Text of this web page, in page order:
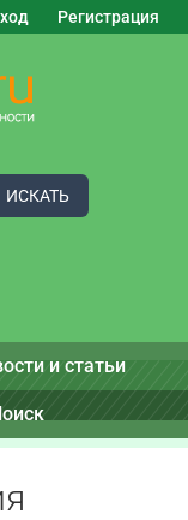
Регистрация
ИСКАТЬ
и статьи